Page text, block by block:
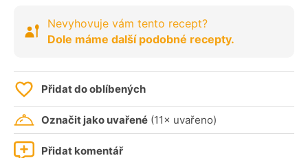
Nevyhovuje vám tento recept?
Dole máme další podobné recepty.
Přidat do oblíbených
Označit jako uvařené (11× uvařeno)
Přidat komentář